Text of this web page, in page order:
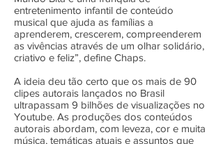
entretenimento infantil de conteúdo
musical que ajuda as famílias a
aprenderem, crescerem, compreenderem
as vivências através de um olhar solidário,
criativo e feliz”, define Chaps.
A ideia deu tão certo que os mais de 90
clipes autorais lançados no Brasil
ultrapassam 9 bilhões de visualizações no
Youtube. As produções dos conteúdos
autorais abordam, com leveza, cor e muita
música, temáticas atuais e assuntos que